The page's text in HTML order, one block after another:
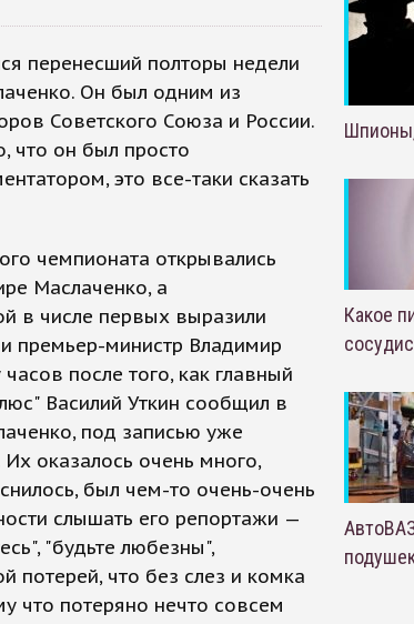
перенесший полторы недели
Он был одним из
Советского Союза и России.
что он был просто
это все-таки сказать
чемпионата открывались
Маслаченко, а
в числе первых выразили
премьер-министр Владимир
после того, как главный
Василий Уткин сообщил в
под записью уже
Их оказалось очень много,
был чем-то очень-очень
слышать его репортажи —
"будьте любезны",
потерей, что без слез и комка
что потеряно нечто совсем
Какое